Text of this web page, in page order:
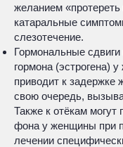
желанием
катаральные
слезотечение.
Гормональные
гормона (эстрогена)
приводит к задержке
свою очередь,
Также к отёкам могут
фона у женщины при
лечении